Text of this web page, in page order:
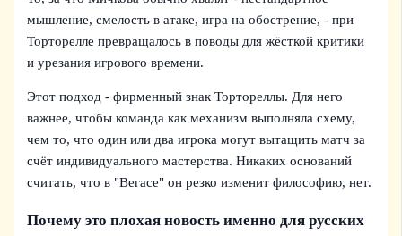
мышление, смелость в атаке, игра на обострение, - при
Торторелле превращалось в поводы для жёсткой критики
и урезания игрового времени.
Этот подход - фирменный знак Тортореллы. Для него
важнее, чтобы команда как механизм выполняла схему,
чем то, что один или два игрока могут вытащить матч за
счёт индивидуального мастерства. Никаких оснований
считать, что в "Вегасе" он резко изменит философию, нет.
Почему это плохая новость именно для русских